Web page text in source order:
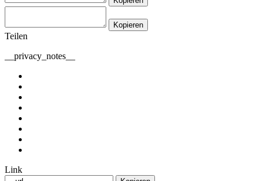
Kopieren
Teilen
__privacy_notes__
Link